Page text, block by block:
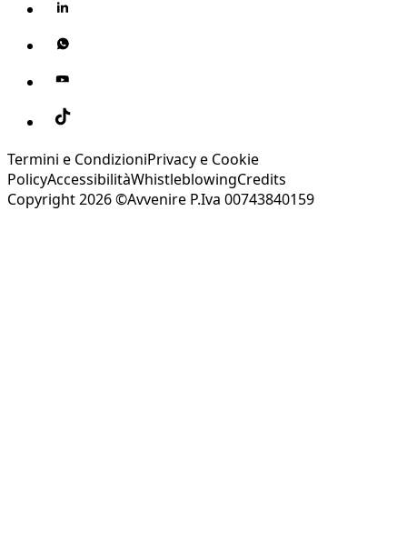
Termini e CondizioniPrivacy e Cookie
PolicyAccessibilitàWhistleblowingCredits
Copyright 2026 ©Avvenire P.Iva 00743840159